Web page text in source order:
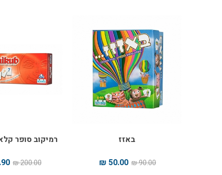
באזז
90.00 ₪
50.00 ₪
רמיקוב סופר
200.00 ₪
₪